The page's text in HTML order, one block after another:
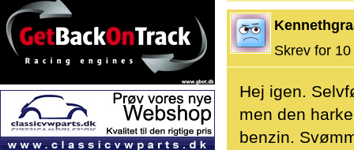
Skrev for
Hej igen.
men den
benzin.